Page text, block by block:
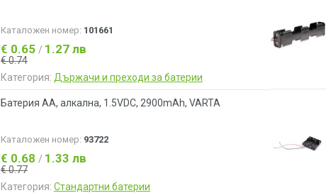
Каталожен номер: 101661
€ 0.65 / 1.27 лв
€ 0.74
Категория: Държачи и преходи за батерии
Батерия АA, алкална, 1.5VDC, 2900mAh, VARTA
Каталожен номер: 93722
€ 0.68 / 1.33 лв
€ 0.77
Категория: Стандартни батерии